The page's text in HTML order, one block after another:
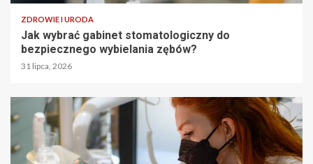
ZDROWIE I URODA
Jak wybrać gabinet stomatologiczny do
bezpiecznego wybielania zębów?
31 lipca, 2026